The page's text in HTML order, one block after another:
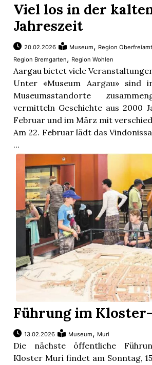
Viel los in der
Jahreszeit
20.02.2026 Museum, Region Oberfreiamt
Region Bremgarten, Region Wohlen
Aargau bietet viele
Unter «Museum Aargau» sind
Museumsstandorte
vermitteln Geschichte aus 2000
Februar und im März mit
Am 22. Februar lädt das
...
Führung im
13.02.2026 Museum, Muri
Die nächste öffentliche
Kloster Muri findet am Sonntag,